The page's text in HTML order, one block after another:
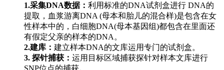
1.采集DNA数据： 利用标准的DNA试剂盒进行 DNA的
提取，血浆游离DNA (母本和胎儿的混合样)是包含在女
性样本中的，白细胞DNA(母本基因组)都包含在里面还
有假定父亲的样本的DNA。
2.建库： 建立样本DNA的文库运用专门的试剂盒。
3. 探针捕获： 运用目标区域捕获探针对样本文库进行
SNP位点的捕获。